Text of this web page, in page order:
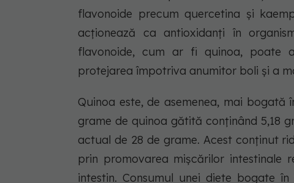
flavonoide precum quercetina și
acționează ca antioxidanți în
flavonoide, cum ar fi quinoa, poate
protejarea împotriva anumitor boli și a
Quinoa este, de asemenea, mai
grame de quinoa gătită conținând 5,18
actual de 28 de grame. Acest conținut
prin promovarea mișcărilor intestinale
intestin. Consumul unei diete bogate